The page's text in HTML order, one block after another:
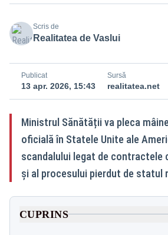
Scris de
Realitatea de Vaslui
Publicat
13 apr. 2026, 15:43
Sursă
realitatea.net
Ministrul Sănătății va pleca
oficială în Statele Unite ale
scandalului legat de contractele
și al procesului pierdut de statul
CUPRINS